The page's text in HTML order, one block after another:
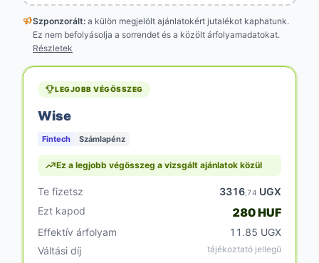
Szponzorált: a külön megjelölt ajánlatokért jutalékot kaphatunk.
Ez nem befolyásolja a sorrendet és a közölt árfolyamadatokat.
Részletek
LEGJOBB VÉGÖSSZEG
Wise
Fintech Számlapénz
Ez a legjobb végösszeg a vizsgált ajánlatok közül
Te fizetsz 3316 ,74 UGX
Ezt kapod
280 HUF
Effektív árfolyam
11.85 UGX
Váltási díj
tájékoztató jellegű